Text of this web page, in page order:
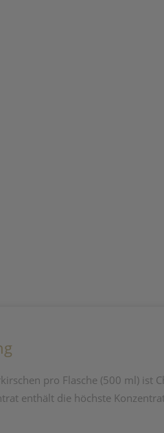
pro Flasche (500 ml) ist
enthält die höchste